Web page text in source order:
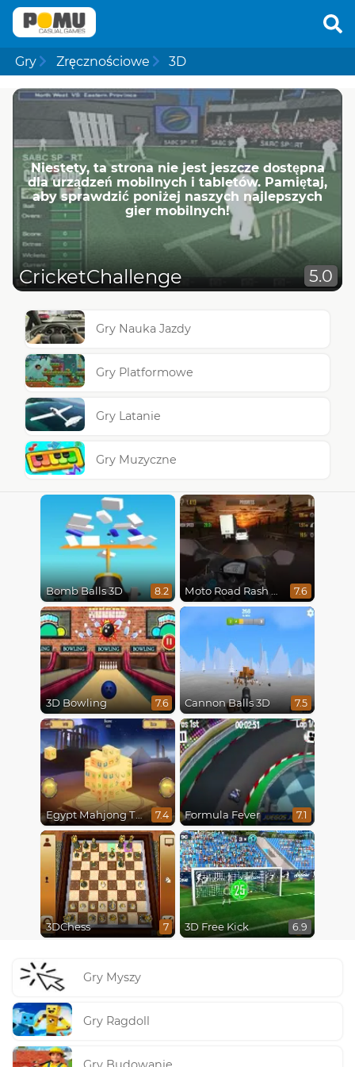
Gry Zręcznościowe 3D
Niestety, ta strona nie jest jeszcze dostępna
dla urządzeń mobilnych i tabletów. Pamiętaj,
aby sprawdzić poniżej naszych najlepszych
gier mobilnych!
CricketChallenge 5.0
Gry Nauka Jazdy
Gry Platformowe
Gry Latanie
Gry Muzyczne
Bomb Balls 3D 8.2 Moto Road Rash 3D 7.6
3D Bowling 7.6 Cannon Balls 3D 7.5
Egypt Mahjong Triple Dimensions 7.4 Formula Fever 7.1
3DChess 7 3D Free Kick 6.9
Gry Myszy
Gry Ragdoll